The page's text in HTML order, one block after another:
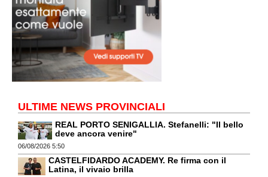
ULTIME NEWS PROVINCIALI
REAL PORTO SENIGALLIA. Stefanelli: "Il bello
deve ancora venire"
06/08/2026 5:50
CASTELFIDARDO ACADEMY. Re firma con il
Latina, il vivaio brilla